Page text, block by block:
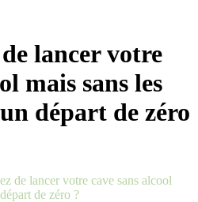
lancer votre
mais sans les
départ de zéro
de lancer votre cave sans alcool
de zéro ?